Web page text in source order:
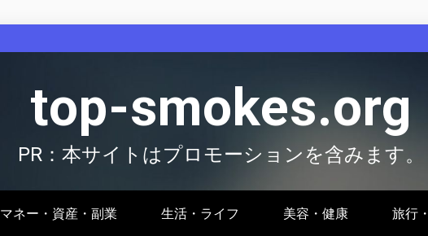
top-smokes.org
PR：本サイトはプロモーションを含みます。
マネー・資産・副業 生活・ライフ 美容・健康 旅行